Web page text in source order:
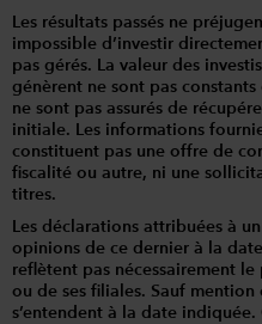
Les résultats passés ne
impossible d’investir
pas gérés. La valeur des
génèrent ne sont pas
ne sont pas assurés de
initiale. Les informations
constituent pas une offre de
fiscalité ou autre, ni une
titres.
Les déclarations attribuées à
opinions de ce dernier à la
reflètent pas nécessairement
ou de ses filiales. Sauf
s’entendent à la date